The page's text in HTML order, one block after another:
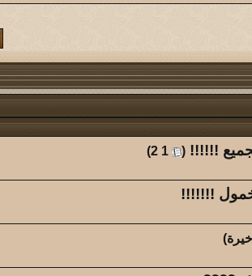
كاتب الموضوع مشاركات
كاتب الموضوع مشاركات
عبدالهادي الشهراني 289
كاتب الموضوع مشاركات
النـآدر 1132
أبو مشعل اللحيفي
كاتب الموضوع مشاركات
!!!!!!
‏
(
1
2
)
!!!!!!!
)